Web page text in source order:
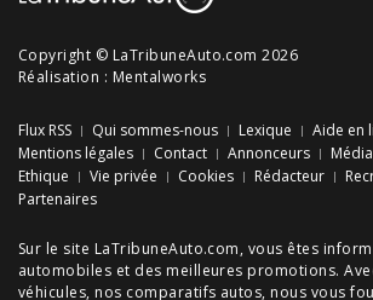
Copyright © LaTribuneAuto.com 2026
Réalisation : Mentalworks
Flux RSS Qui sommes-nous Lexique
Aide en
Mentions légales
Contact Annonceurs
Ethique
Vie privée Cookies Rédacteur
Partenaires
Sur le site LaTribuneAuto.com, vous êtes
automobiles et des meilleures promotions.
véhicules, nos comparatifs autos, nous vous